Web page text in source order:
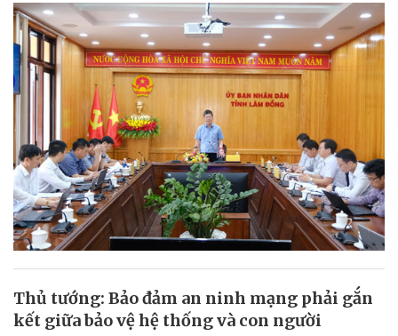
Thủ tướng: Bảo đảm an ninh mạng phải gắn
kết giữa bảo vệ hệ thống và con người